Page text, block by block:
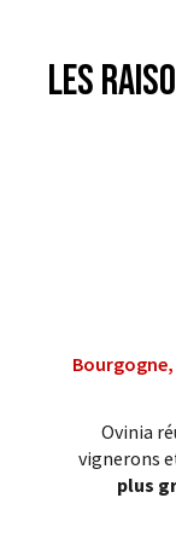
Les
Ovinia
vignerons
plus